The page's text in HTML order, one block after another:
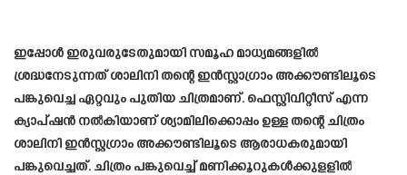
ഇപ്പോൾ ഇരുവരുടേതുമായി സമൂഹ മാധ്യമങ്ങളിൽ
ശ്രദ്ധനേടുന്നത് ശാലിനി തന്റെ ഇൻസ്റ്റാഗ്രാം അക്കൗണ്ടിലൂടെ
പങ്കുവെച്ച ഏറ്റവും പുതിയ ചിത്രമാണ്. ഫെസ്റ്റിവിറ്റീസ് എന്ന
ക്യാപ്ഷൻ നൽകിയാണ് ശ്യാമിലിക്കൊപ്പം ഉള്ള തന്റെ ചിത്രം
ശാലിനി ഇൻസ്റ്റഗ്രാം അക്കൗണ്ടിലൂടെ ആരാധകരുമായി
പങ്കുവെച്ചത്. ചിത്രം പങ്കുവെച്ച് മണിക്കൂറുകൾക്കുളളിൽ